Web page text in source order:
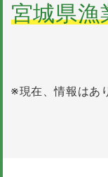
宮城県漁
※現在、情報はあ